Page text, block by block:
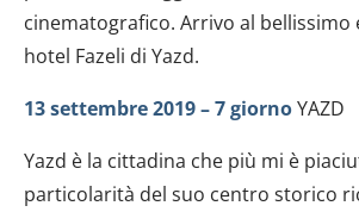
cinematografico. Arrivo al bellissimo
hotel Fazeli di Yazd.
13 settembre 2019 – 7 giornoYAZD
Yazd è la cittadina che più mi è
particolarità del suo centro storico